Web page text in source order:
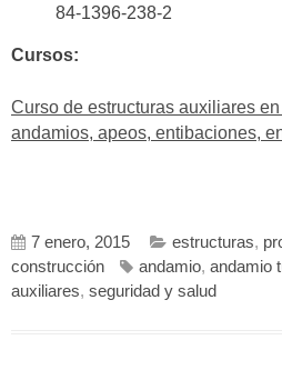
84-1396-238-2
Cursos:
Curso de estructuras auxiliares
andamios, apeos, entibaciones,
7 enero, 2015 estructuras,
construcción
andamio, andamio
auxiliares, seguridad y salud